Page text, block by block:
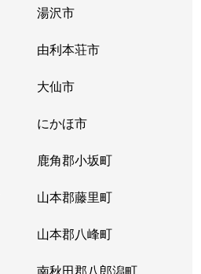
湯沢市
由利本荘市
大仙市
にかほ市
鹿角郡小坂町
山本郡藤里町
山本郡八峰町